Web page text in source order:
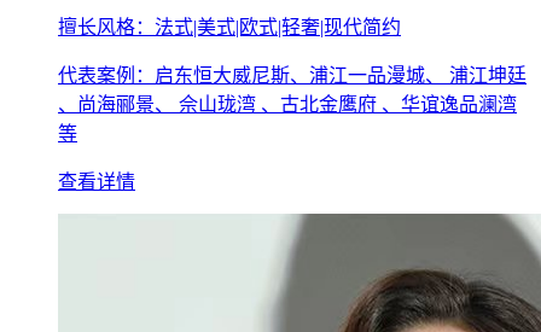
擅长风格：法式|美式|欧式|轻奢|现代简约
代表案例：启东恒大威尼斯、浦江一品漫城、 浦江坤廷
、尚海郦景、 佘山珑湾 、古北金鹰府 、华谊逸品澜湾
等
查看详情